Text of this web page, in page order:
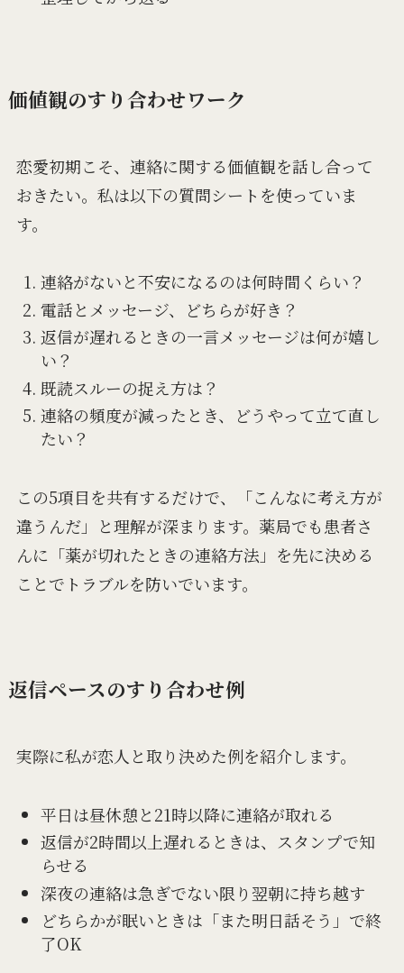
価値観のすり合わせワーク
恋愛初期こそ、連絡に関する価値観を話し合って
おきたい。私は以下の質問シートを使っていま
す。
連絡がないと不安になるのは何時間くらい？
電話とメッセージ、どちらが好き？
返信が遅れるときの一言メッセージは何が嬉し
い？
既読スルーの捉え方は？
連絡の頻度が減ったとき、どうやって立て直し
たい？
この5項目を共有するだけで、「こんなに考え方が
違うんだ」と理解が深まります。薬局でも患者さ
んに「薬が切れたときの連絡方法」を先に決める
ことでトラブルを防いでいます。
返信ペースのすり合わせ例
実際に私が恋人と取り決めた例を紹介します。
平日は昼休憩と21時以降に連絡が取れる
返信が2時間以上遅れるときは、スタンプで知
らせる
深夜の連絡は急ぎでない限り翌朝に持ち越す
どちらかが眠いときは「また明日話そう」で終
了OK